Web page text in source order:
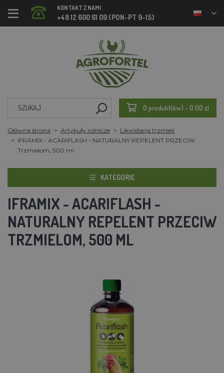
KONTAKT Z NAMI
+48 12 600 61 09 (PON-PT 9-15)
0 produkt(ów) - 0.00 zl
Główna strona Artykuły rolnicze
Likwidacja trzmieli
IFRAMIX - ACARIFLASH - NATURALNY REPELENT PRZECIW
Trzmielom, 500 ml
KATEGORIE
IFRAMIX - ACARIFLASH -
NATURALNY REPELENT PRZECIW
TRZMIELOM, 500 ML